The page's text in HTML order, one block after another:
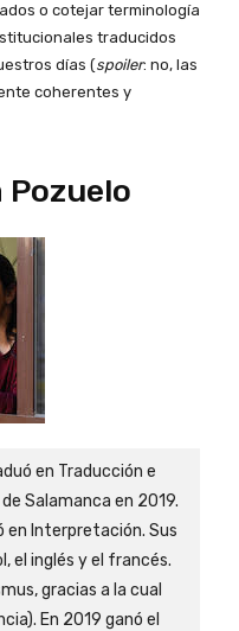
o cotejar terminología
traducidos
días (spoiler: no, las
coherentes y
en Traducción e
Salamanca en 2019.
en Interpretación. Sus
el inglés y el francés.
gracias a la cual
En 2019 ganó el